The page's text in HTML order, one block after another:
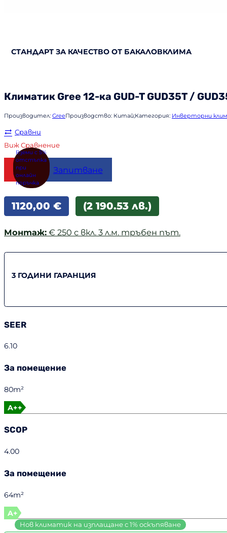
СТАНДАРТ ЗА КАЧЕСТВО ОТ БАКАЛОВКЛИМА
Климатик Gree 12-ка GUD-T GUD35T /
Производител: GreeПроизводство: Китай;Категория: Инверторни
Сравни
Виж Сравнение
Купи Запитване
1120,00 € (2 190.53 лв.)
Монтаж: € 250 с вкл. 3 л.м. тръбен път.
3 ГОДИНИ ГАРАНЦИЯ
SEER
6.10
За помещение
80m²
A++
SCOP
4.00
За помещение
64m²
A+